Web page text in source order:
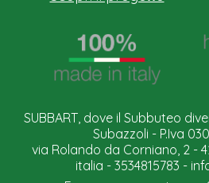
SUBBART, dove il Subbuteo
Subazzoli - P.Iva
via Rolando da Corniano, 2 -
italia - 3534815783 -